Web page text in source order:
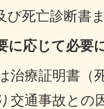
び死亡診断書
に応じて必要
治療証明書（
交通事故との